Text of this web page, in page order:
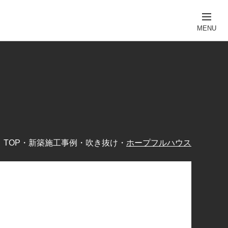
TOP ・ 新築施工事例 ・ 吹き抜け ・ ホープフルハウス